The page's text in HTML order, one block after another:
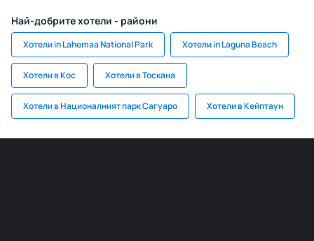
Най-добрите хотели - райони
Хотели in Lahemaa National Park Хотели in Laguna Beach
Хотели в Кос Хотели в Тоскана
Хотели в Националният парк Сагуаро Хотели в Кейптаун